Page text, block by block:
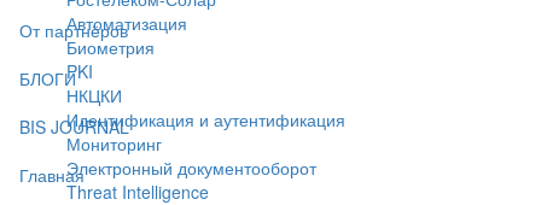
От партнёров
БЛОГИ
BIS JOURNAL
Главная
Автоматизация
Биометрия
PKI
НКЦКИ
Идентификация и аутентификация
Мониторинг
Электронный документооборот
Threat Intelligence